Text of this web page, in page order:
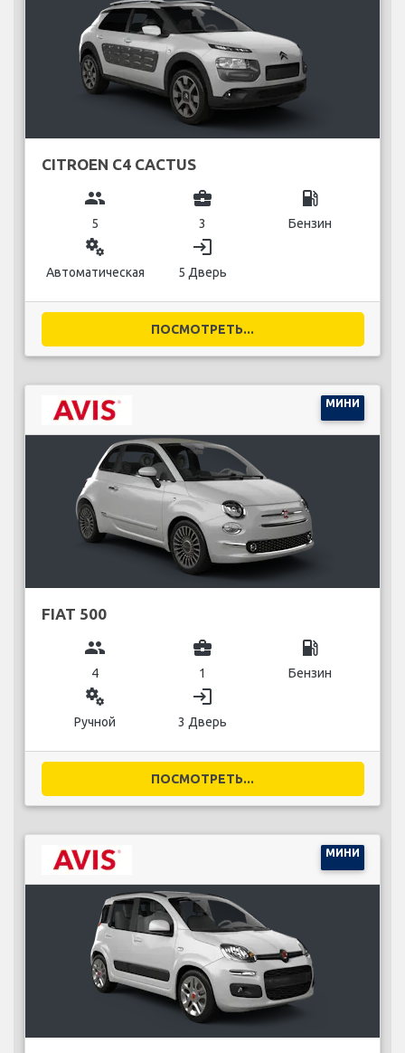
CITROEN C4 CACTUS
group
5
business_center
3
local_gas_station
Бензин
miscellaneous_services
Автоматическая
login
5 Дверь
ПОСМОТРЕТЬ...
МИНИ
FIAT 500
group
4
business_center
1
local_gas_station
Бензин
miscellaneous_services
Ручной
login
3 Дверь
ПОСМОТРЕТЬ...
МИНИ